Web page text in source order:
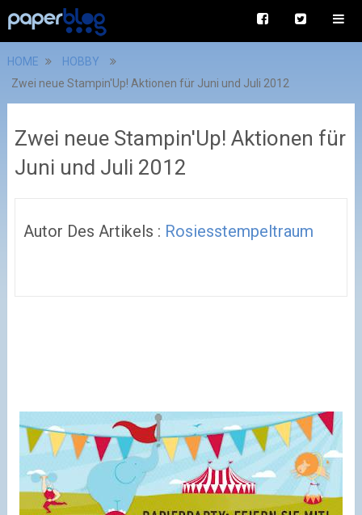
HOME
HOBBY
Zwei neue Stampin'Up! Aktionen für Juni und Juli 2012
Zwei neue Stampin'Up! Aktionen für
Juni und Juli 2012
Autor Des Artikels : Rosiesstempeltraum